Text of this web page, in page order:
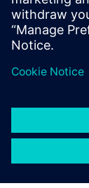
Chris Varga博
ング・フェロ
Javier Garriz
トウェア、マ